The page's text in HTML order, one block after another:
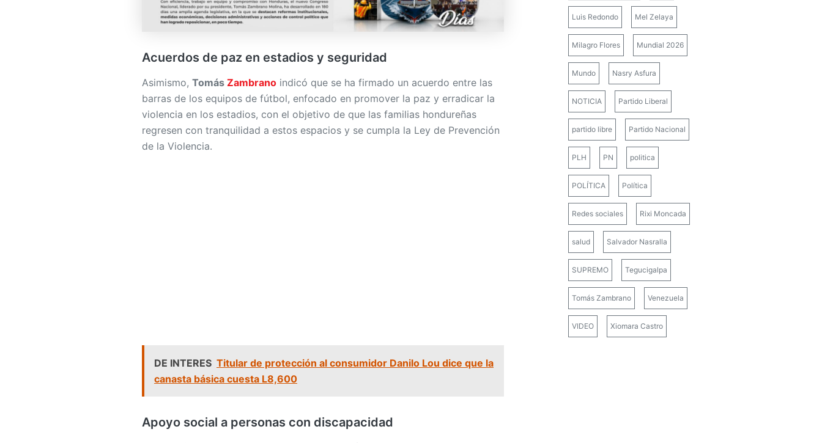
Acuerdos de paz en estadios y seguridad
Asimismo, Tomás Zambrano indicó que se ha firmado un acuerdo entre las
barras de los equipos de fútbol, enfocado en promover la paz y erradicar la
violencia en los estadios, con el objetivo de que las familias hondureñas
regresen con tranquilidad a estos espacios y se cumpla la Ley de Prevención
de la Violencia.
DE INTERES Titular de protección al consumidor Danilo Lou dice que la
canasta básica cuesta L8,600
Apoyo social a personas con discapacidad
Luis Redondo Mel Zelaya
Milagro Flores Mundial 2026
Mundo Nasry Asfura
NOTICIA Partido Liberal
partido libre Partido Nacional
PLH PN politica
POLÍTICA Política
Redes sociales Rixi Moncada
salud Salvador Nasralla
SUPREMO Tegucigalpa
Tomás Zambrano Venezuela
VIDEO Xiomara Castro